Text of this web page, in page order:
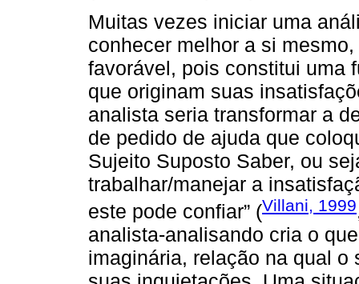
Muitas vezes iniciar uma
conhecer melhor a si
favorável, pois constitui uma
que originam suas
analista seria transformar a
de pedido de ajuda que
Sujeito Suposto Saber, ou
trabalhar/manejar a
este pode confiar” (Villani, 1999
analista-analisando cria o
imaginária, relação na qual o